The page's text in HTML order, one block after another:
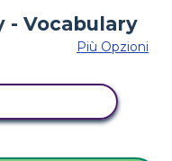
Più Opzioni